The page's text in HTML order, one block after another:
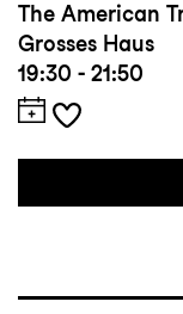
The American
Grosses Haus
19:30 - 21:50